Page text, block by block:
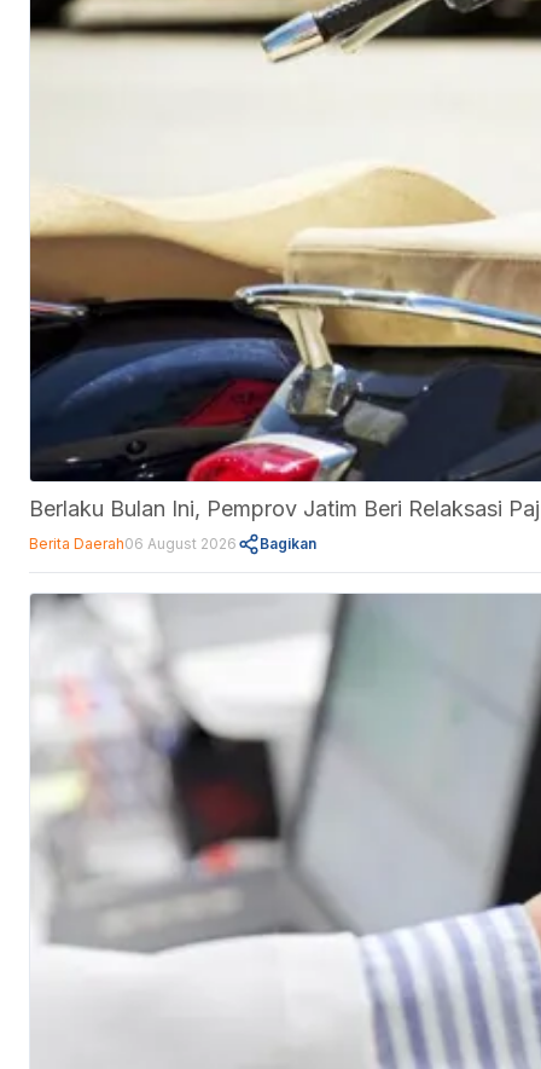
Berlaku Bulan Ini, Pemprov Jatim Beri Relaksasi
Berita Daerah06 August 2026 Bagikan